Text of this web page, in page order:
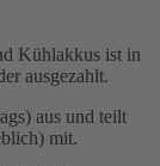
Kühlakkus ist in
ausgezahlt.
aus und teilt
mit.